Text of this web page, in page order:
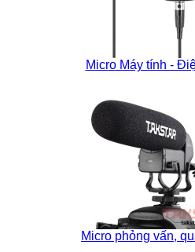
Micro Máy tính -
Micro phỏng vấn,